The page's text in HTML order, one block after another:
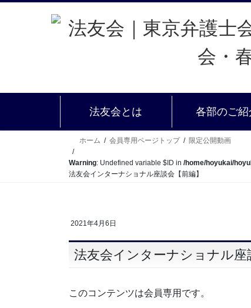
法友会とは 各部のご紹
ホーム 会員専用ページトップ 限定公開動画
Warning: Undefined variable $ID in /home/hoyukai/
法友会インターナショナル座談会【前編】
2021年4月6日
法友会インターナショナル座
このコンテンツは会員専用です。